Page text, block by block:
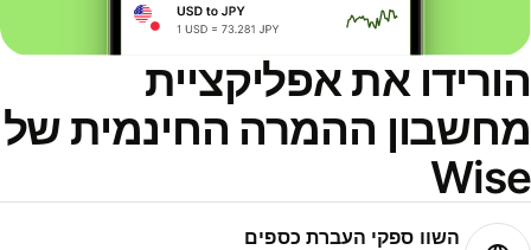
את אפליקציית
ההמרה החינמית של
השוו ספקי העברת כספים